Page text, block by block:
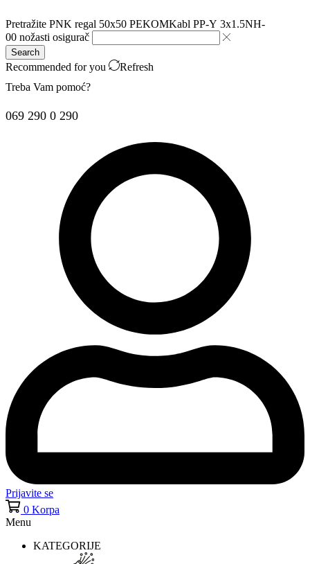
Pretražite PNK regal 50x50 PEKOMKabl PP-Y 3x1.5NH-
00 nožasti osigurač
Search
Recommended for you
Refresh
Treba Vam pomoć?
069 290 0 290
Prijavite se
0 Korpa
Menu
KATEGORIJE